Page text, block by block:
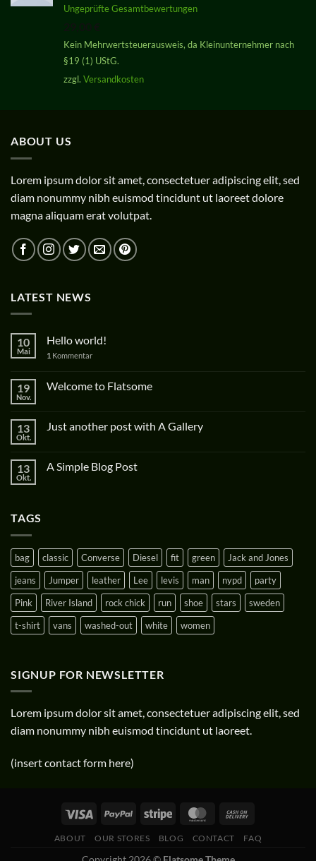
Bewertet
Ungeprüfte Gesamtbewertungen
Kein Mehrwertsteuerausweis, da Kleinunternehmer nach
§19 (1) UStG.
zzgl. Versandkosten
ABOUT US
Lorem ipsum dolor sit amet, consectetuer adipiscing elit, sed
diam nonummy nibh euismod tincidunt ut laoreet dolore
magna aliquam erat volutpat.
LATEST NEWS
10
Mai
Hello world!
1 Kommentar
19
Nov.
Welcome to Flatsome
13
Okt.
Just another post with A Gallery
13
Okt.
A Simple Blog Post
TAGS
bag classic Converse Diesel fit green
Jack and Jones
jeans
Jumper leather Lee levis man nypd
party
Pink
River Island rock chick run shoe stars
sweden
t-shirt
vans washed-out white women
SIGNUP FOR NEWSLETTER
Lorem ipsum dolor sit amet, consectetuer adipiscing elit, sed
diam nonummy nibh euismod tincidunt ut laoreet.
(insert contact form here)
ABOUT OUR STORES BLOG CONTACT FAQ